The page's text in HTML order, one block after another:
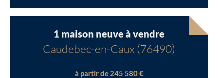
1 maison neuve à vendre
Caudebec-en-Caux (76490)
à partir de 245 580 €